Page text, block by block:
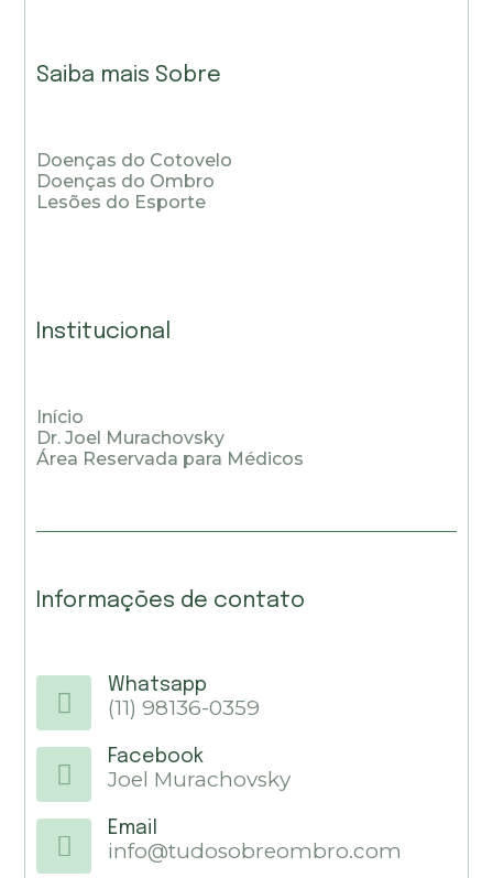
Saiba mais Sobre
Doenças do Cotovelo
Doenças do Ombro
Lesões do Esporte
Institucional
Início
Dr. Joel Murachovsky
Área Reservada para Médicos
Informações de contato
Whatsapp
(11) 98136-0359
Facebook
Joel Murachovsky
Email
info@tudosobreombro.com